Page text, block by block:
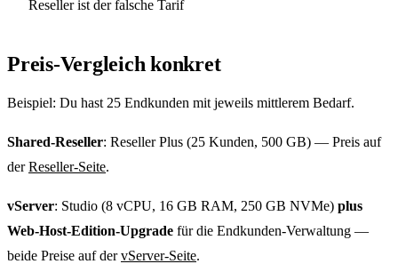
Reseller ist der falsche Tarif
Preis-Vergleich konkret
Beispiel: Du hast 25 Endkunden mit jeweils mittlerem Bedarf.
Shared-Reseller: Reseller Plus (25 Kunden, 500 GB) — Preis auf
derReseller-Seite.
vServer: Studio (8 vCPU, 16 GB RAM, 250 GB NVMe) plus
Web-Host-Edition-Upgrade für die Endkunden-Verwaltung —
beide Preise auf dervServer-Seite.